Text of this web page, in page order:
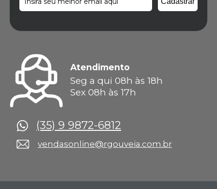
Atendimento
Seg a qui 08h às 18h
Sex 08h às 17h
(35) 9 9872-6812
vendasonline@rgouveia.com.br